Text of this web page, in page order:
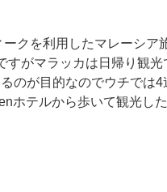
クを利用したマレーシア
すがマラッカは日帰り観光
のが目的なのでウチでは
ホテルから歩いて観光し